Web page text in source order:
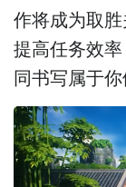
作将成为取
提高任务效
同书写属于你